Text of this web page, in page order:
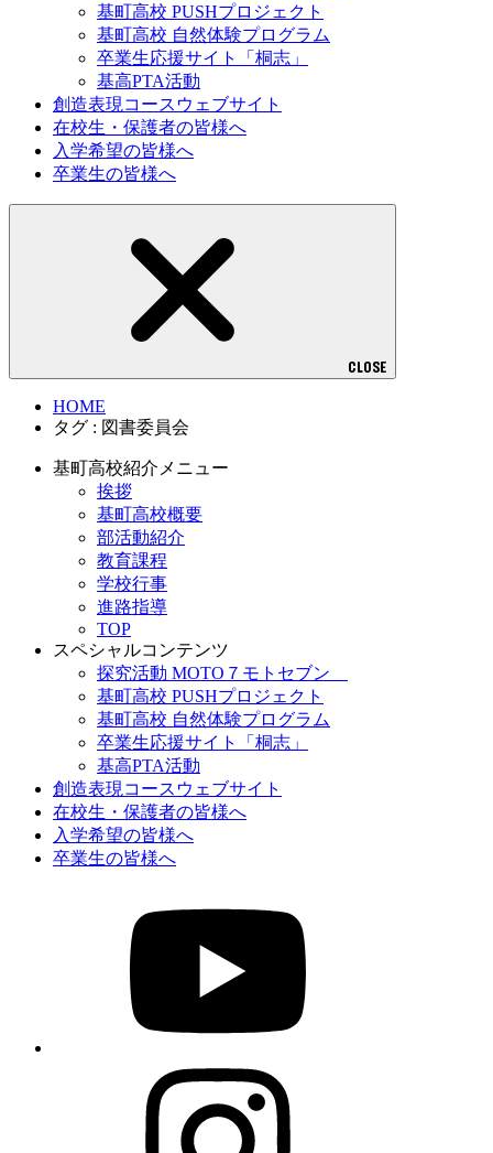
基町高校 PUSHプロジェクト
基町高校 自然体験プログラム
卒業生応援サイト「桐志」
基高PTA活動
創造表現コースウェブサイト
在校生・保護者の皆様へ
入学希望の皆様へ
卒業生の皆様へ
CLOSE
HOME
タグ : 図書委員会
基町高校紹介メニュー
挨拶
基町高校概要
部活動紹介
教育課程
学校行事
進路指導
TOP
スペシャルコンテンツ
探究活動 MOTO７モトセブン
基町高校 PUSHプロジェクト
基町高校 自然体験プログラム
卒業生応援サイト「桐志」
基高PTA活動
創造表現コースウェブサイト
在校生・保護者の皆様へ
入学希望の皆様へ
卒業生の皆様へ